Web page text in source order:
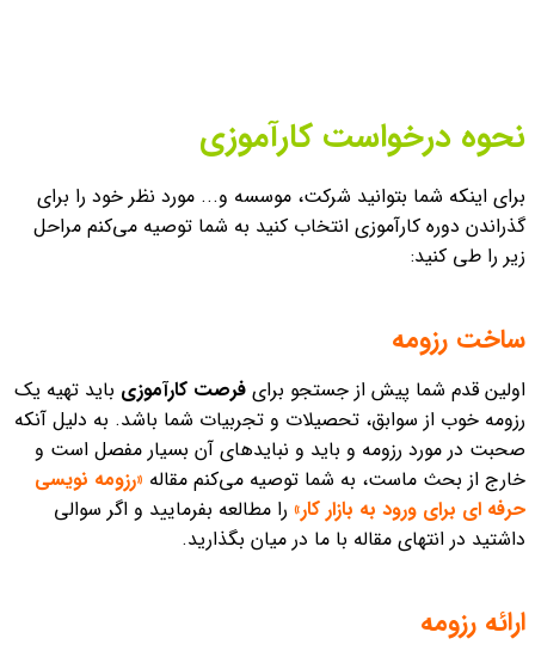
نحوه درخواست کارآموزی
برای اینکه شما بتوانید شرکت، موسسه و... مورد نظر خود را برای
گذراندن دوره کارآموزی انتخاب کنید به شما توصیه می‌کنم مراحل
زیر را طی کنید:
ساخت رزومه
اولین قدم شما پیش از جستجو برای فرصت کارآموزی باید تهیه یک
رزومه خوب از سوابق، تحصیلات و تجربیات شما باشد. به دلیل آنکه
صحبت در مورد رزومه و باید و نبایدهای آن بسیار مفصل است و
خارج از بحث ماست، به شما توصیه می‌کنم مقاله «رزومه نویسی
حرفه ای برای ورود به بازار کار» را مطالعه بفرمایید و اگر سوالی
داشتید در انتهای مقاله با ما در میان بگذارید.
ارائه رزومه